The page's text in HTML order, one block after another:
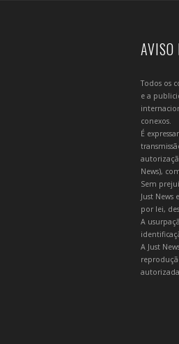
AVISO
Todos os
e a
conexos.
É
News),
Sem
Just
por lei,
A
A Just